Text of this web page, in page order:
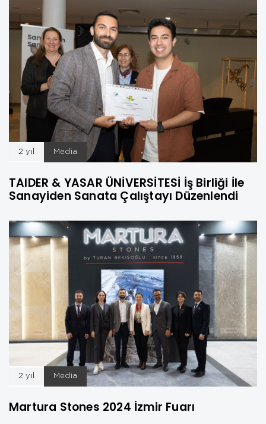
2 yıl Media
TAIDER & YASAR ÜNİVERSİTESİ İş Birliği İle
Sanayiden Sanata Çalıştayı Düzenlendi
2 yıl Media
Martura Stones 2024 İzmir Fuarı